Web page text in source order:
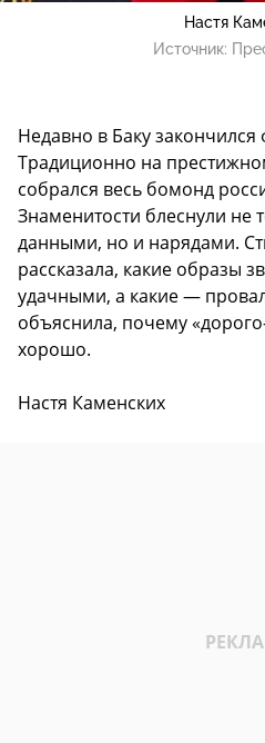
Настя
Источник:
Недавно в Баку
Традиционно на
собрался весь бомонд
Знаменитости блеснули не
данными, но и нарядами.
рассказала, какие образы
удачными, а какие —
объяснила, почему
хорошо.
Настя Каменских